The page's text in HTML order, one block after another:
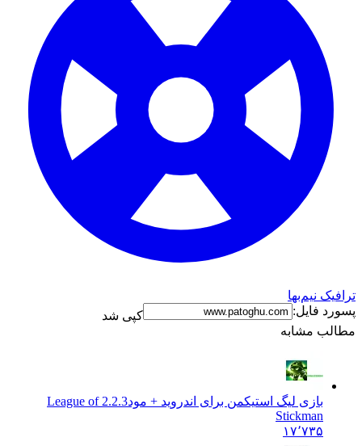
ترافیک نیم‌بها
پسورد فایل:
کپی شد
مطالب مشابه
بازی لیگ استیکمن برای اندروید + مود
2.2.3 League of
Stickman
۱۷٬۷۳۵